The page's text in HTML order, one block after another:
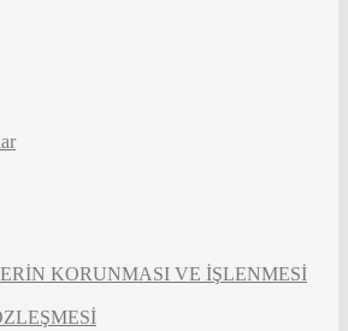
KORUNMASI VE İŞLENMESİ